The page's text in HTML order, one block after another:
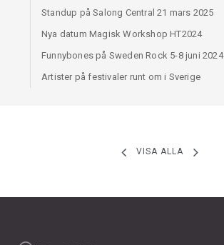
Standup på Salong Central 21 mars 2025
Nya datum Magisk Workshop HT2024
Funnybones på Sweden Rock 5-8 juni 2024
Artister på festivaler runt om i Sverige
VISA ALLA